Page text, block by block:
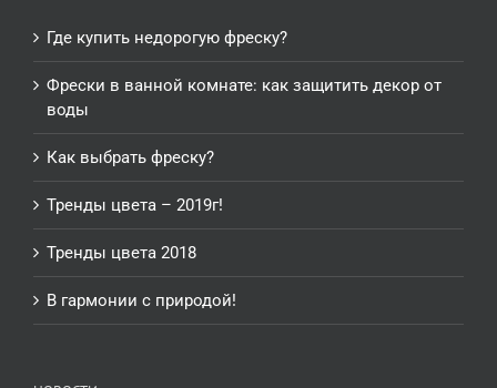
Где купить недорогую фреску?
Фрески в ванной комнате: как защитить декор от
воды
Как выбрать фреску?
Тренды цвета – 2019г!
Тренды цвета 2018
В гармонии с природой!